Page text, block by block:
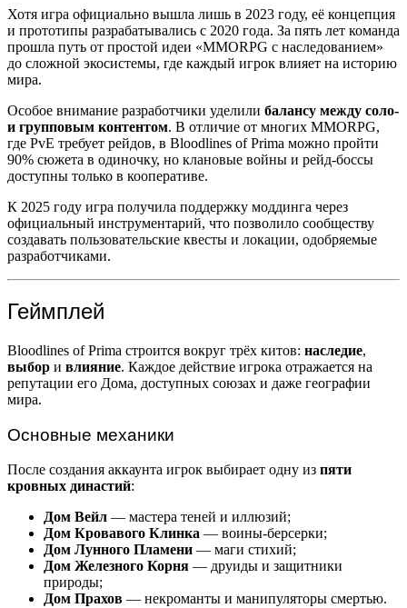
Хотя игра официально вышла лишь в 2023 году, её концепция
и прототипы разрабатывались с 2020 года. За пять лет команда
прошла путь от простой идеи «MMORPG с наследованием»
до сложной экосистемы, где каждый игрок влияет на историю
мира.
Особое внимание разработчики уделили балансу между соло-
и групповым контентом. В отличие от многих MMORPG,
где PvE требует рейдов, в Bloodlines of Prima можно пройти
90% сюжета в одиночку, но клановые войны и рейд-боссы
доступны только в кооперативе.
К 2025 году игра получила поддержку моддинга через
официальный инструментарий, что позволило сообществу
создавать пользовательские квесты и локации, одобряемые
разработчиками.
Геймплей
Bloodlines of Prima строится вокруг трёх китов: наследие,
выбор и влияние. Каждое действие игрока отражается на
репутации его Дома, доступных союзах и даже географии
мира.
Основные механики
После создания аккаунта игрок выбирает одну из пяти
кровных династий:
Дом Вейл — мастера теней и иллюзий;
Дом Кровавого Клинка — воины-берсерки;
Дом Лунного Пламени — маги стихий;
Дом Железного Корня — друиды и защитники
природы;
Дом Прахов — некроманты и манипуляторы смертью.